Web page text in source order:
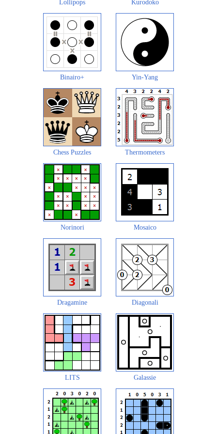
Lollipops Kurodoko
Binairo+ Yin-Yang
Chess Puzzles Thermometers
Norinori Mosaico
Dragamine Diagonali
LITS Galassie